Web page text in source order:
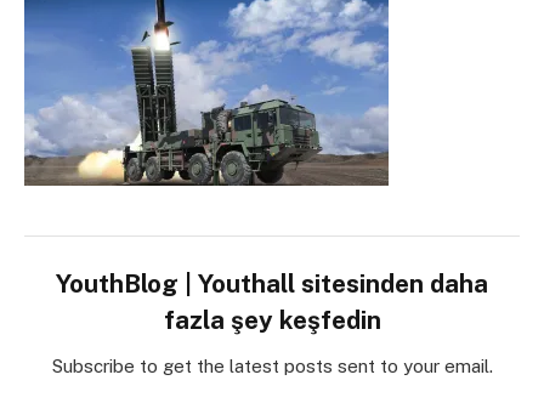
YouthBlog | Youthall sitesinden daha
fazla şey keşfedin
Subscribe to get the latest posts sent to your email.